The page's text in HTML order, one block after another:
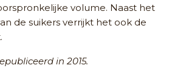
volume. Naast het
de suikers verrijkt het ook de
in 2015.